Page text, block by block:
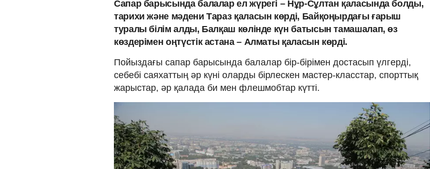
Сапар барысында балалар ел жүрегі – Нұр-Сұлтан қаласында болды,
тарихи және мәдени Тараз қаласын көрді, Байқоңырдағы ғарыш
туралы білім алды, Балқаш көлінде күн батысын тамашалап, өз
көздерімен оңтүстік астана – Алматы қаласын көрді.
Пойыздағы сапар барысында балалар бір-бірімен достасып үлгерді,
себебі саяxаттың әр күні оларды бірлескен мастер-класстар, спорттық
жарыстар, әр қалада би мен флешмобтар күтті.